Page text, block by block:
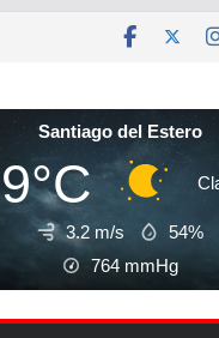
Santiago del Estero
9°C
3.2 m/s
54%
764 mmHg